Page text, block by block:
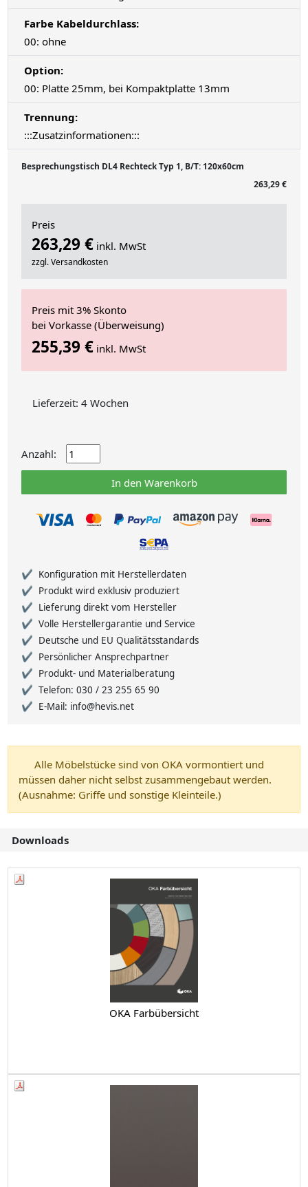
Farbe Kabeldurchlass:
00: ohne
Option:
00: Platte 25mm, bei Kompaktplatte 13mm
Trennung:
:::Zusatzinformationen:::
Besprechungstisch DL4 Rechteck Typ 1, B/T: 120x60cm
263,29 €
Preis
263,29 € inkl. MwSt
zzgl. Versandkosten
Preis mit 3% Skonto
bei Vorkasse (Überweisung)
255,39 € inkl. MwSt
Lieferzeit: 4 Wochen
Anzahl:
In den Warenkorb
Konfiguration mit Herstellerdaten
Produkt wird exklusiv produziert
Lieferung direkt vom Hersteller
Volle Herstellergarantie und Service
Deutsche und EU Qualitätsstandards
Persönlicher Ansprechpartner
Produkt- und Materialberatung
Telefon: 030 / 23 255 65 90
E-Mail: info@hevis.net
Alle Möbelstücke sind von OKA vormontiert und
müssen daher nicht selbst zusammengebaut werden.
(Ausnahme: Griffe und sonstige Kleinteile.)
Downloads
OKA Farbübersicht